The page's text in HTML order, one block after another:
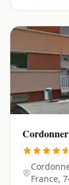
France,